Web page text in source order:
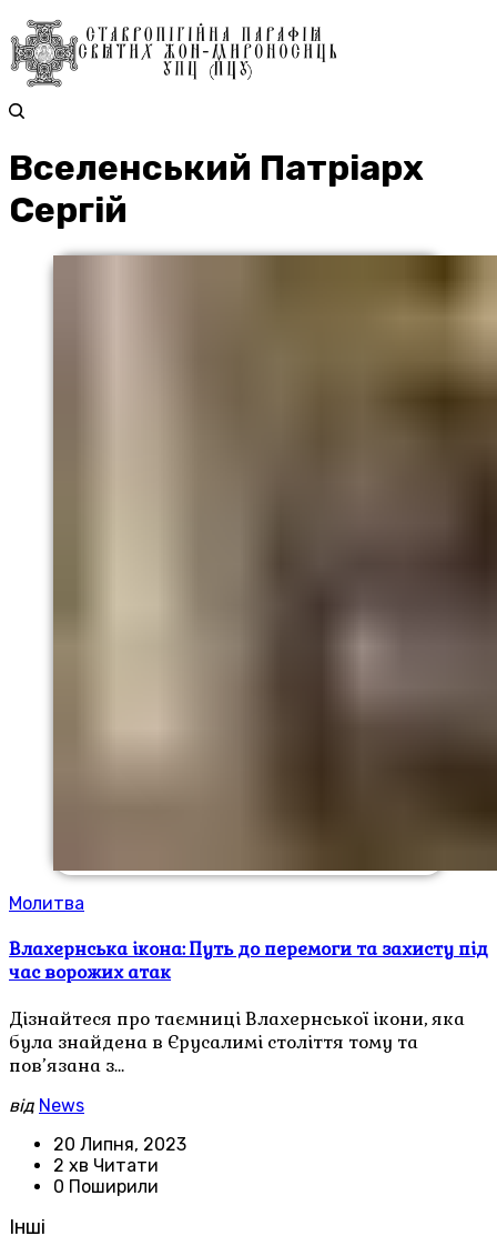
Вселенський Патріарх
Сергій
Молитва
Влахернська ікона: Путь до перемоги та захисту під
час ворожих атак
Дізнайтеся про таємниці Влахернської ікони, яка
була знайдена в Єрусалимі століття тому та
пов’язана з…
від News
20 Липня, 2023
2 хв Читати
0 Поширили
Інші